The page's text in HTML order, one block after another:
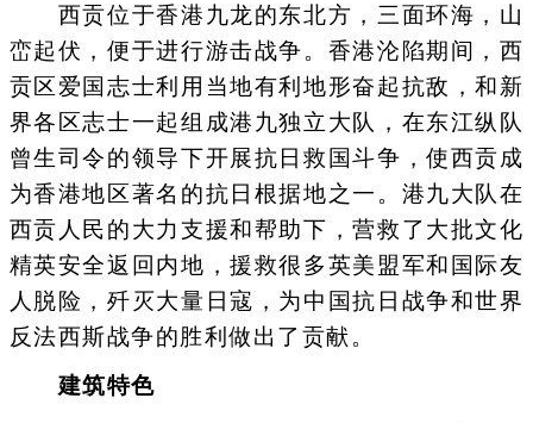
西贡位于香港九龙的东北方，三面环海，山
峦起伏，便于进行游击战争。香港沦陷期间，西
贡区爱国志士利用当地有利地形奋起抗敌，和新
界各区志士一起组成港九独立大队，在东江纵队
曾生司令的领导下开展抗日救国斗争，使西贡成
为香港地区著名的抗日根据地之一。港九大队在
西贡人民的大力支援和帮助下，营救了大批文化
精英安全返回内地，援救很多英美盟军和国际友
人脱险，歼灭大量日寇，为中国抗日战争和世界
反法西斯战争的胜利做出了贡献。
建筑特色